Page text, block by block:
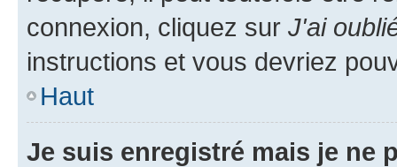
connexion, cliquez sur J'ai
instructions et vous devriez
Haut
Je suis enregistré mais je ne